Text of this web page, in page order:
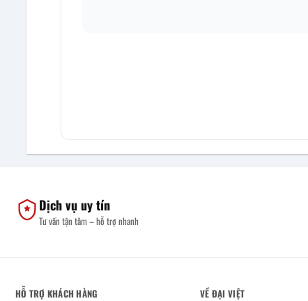
Dịch vụ uy tín
Tư vấn tận tâm – hỗ trợ nhanh
HỖ TRỢ KHÁCH HÀNG
VỀ ĐẠI VIỆT